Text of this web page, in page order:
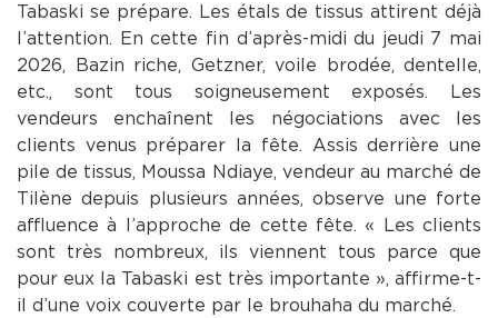
Tabaski se prépare. Les étals de tissus attirent déjà
l’attention. En cette fin d’après-midi du jeudi 7 mai
2026, Bazin riche, Getzner, voile brodée, dentelle,
etc., sont tous soigneusement exposés. Les
vendeurs enchaînent les négociations avec les
clients venus préparer la fête. Assis derrière une
pile de tissus, Moussa Ndiaye, vendeur au marché de
Tilène depuis plusieurs années, observe une forte
affluence à l’approche de cette fête. « Les clients
sont très nombreux, ils viennent tous parce que
pour eux la Tabaski est très importante », affirme-t-
il d’une voix couverte par le brouhaha du marché.